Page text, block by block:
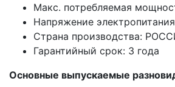
Макс. потребляемая
Напряжение
Страна производства:
Гарантийный срок: 3 года
Основные выпускаемые